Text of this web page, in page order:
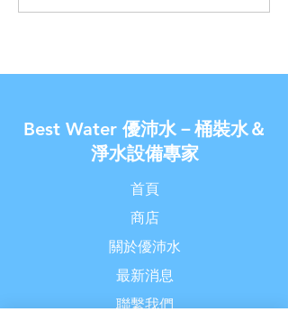
除舊佈新破盤價
Best Water 優沛水－桶裝水＆
淨水設備專家
首頁
商店
關於優沛水
最新消息
聯繫我們